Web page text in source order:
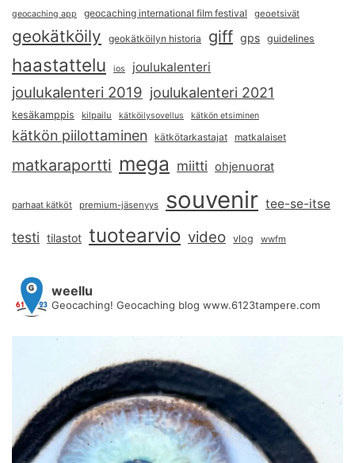
geocaching app geocaching international film festival geoetsivät
geokätköily geokätköilyn historia giff gps guidelines
haastattelu ios joulukalenteri
joulukalenteri 2019 joulukalenteri 2021
kesäkamppis kilpailu kätköilysovellus kätkön etsiminen
kätkön piilottaminen kätkötarkastajat matkalaiset
matkaraportti mega miitti ohjenuorat
parhaat kätköt premium-jäsenyys souvenir tee-se-itse
testi tilastot tuotearvio video vlog wwfm
weellu
Geocaching! Geocaching blog www.6123tampere.com